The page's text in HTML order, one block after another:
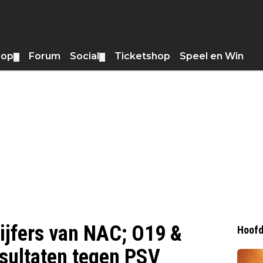
Forum Social Ticketshop Speel en Win
van NAC; O19 &
tegen PSV